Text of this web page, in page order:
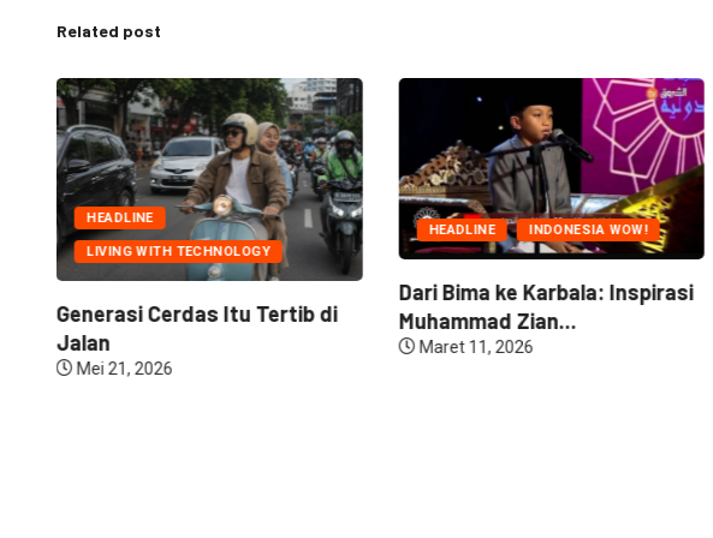
Related post
HEADLINE
LIVING WITH TECHNOLOGY
Generasi Cerdas Itu Tertib di
Jalan
Mei 21, 2026
HEADLINE INDONESIA WOW!
Dari Bima ke Karbala: Inspirasi
Muhammad Zian...
Maret 11, 2026